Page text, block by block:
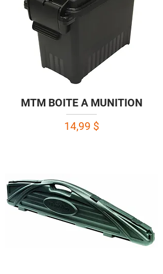
MTM BOITE A MUNITION
Prix
14,99 $